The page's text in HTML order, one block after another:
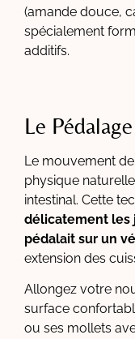
(amande douce,
spécialement
additifs.
Le
Le mouvement
physique
intestinal. Cette
délicatement les
pédalait sur un
extension des
Allongez votre
surface
ou ses mollets